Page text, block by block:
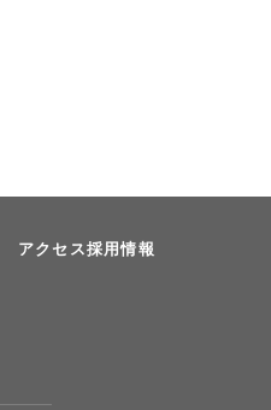
アクセス採用情報